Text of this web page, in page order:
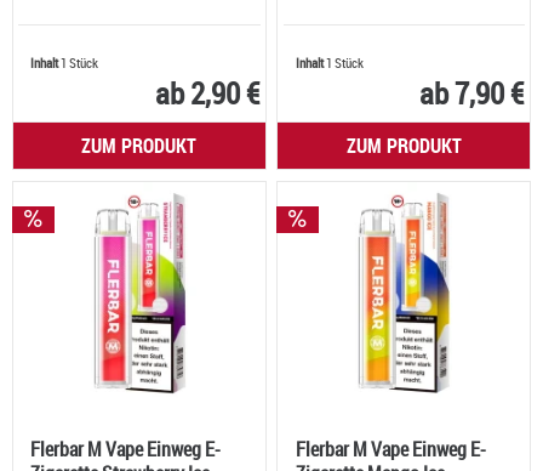
Inhalt1 Stück
ab 2,90 €
ZUM PRODUKT
Inhalt1 Stück
ab 7,90 €
ZUM PRODUKT
Flerbar M Vape Einweg E-
Flerbar M Vape Einweg E-